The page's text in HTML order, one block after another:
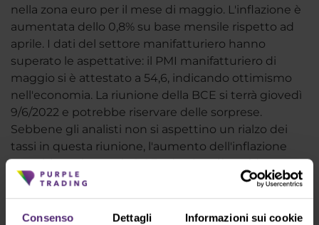
Consenso Dettagli Informazioni sui cookie
nella zona euro per il mese di maggio. L'inflazione è
aumentata dello 0,8% su base mensile rispetto ad
aprile. I dati del settore manifatturiero hanno
superato le aspettative: il PMI manifatturiero di
maggio si è attestato a 54,6, indicando ottimismo
nell'economia. La riunione della BCE si terrà giovedì
9/6/2022 e potrebbe riservare delle sorprese.
Sebbene gli analisti non si aspettino un rialzo dei
tassi in questa riunione, l'aumento dell'inflazione
potrebbe spingere la BCE ad agire più rapidamente.